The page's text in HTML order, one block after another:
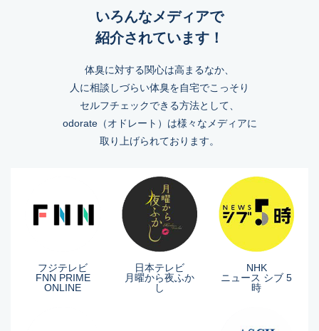
いろんなメディアで
紹介されています！
体臭に対する関心は高まるなか、
人に相談しづらい体臭を自宅でこっそり
セルフチェックできる方法として、
odorate（オドレート）は様々なメディアに
取り上げられております。
フジテレビ
FNN PRIME
ONLINE
日本テレビ
月曜から夜ふか
し
NHK
ニュース シブ 5
時